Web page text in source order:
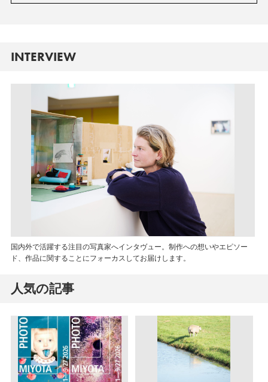
INTERVIEW
国内外で活躍する注目の写真家へインタヴュー。制作への想いやエピソー
ド、作品に関することにフォーカスしてお届けします。
人気の記事